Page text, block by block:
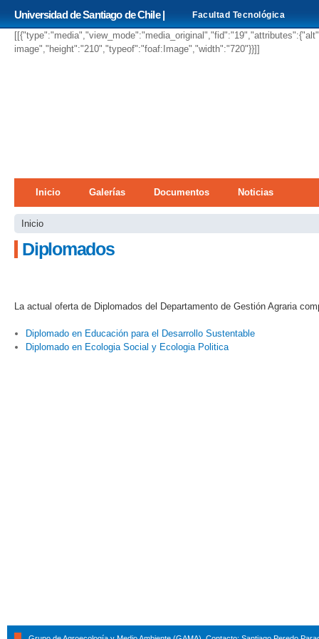
Universidad de Santiago de Chile | Facultad Tecnológica
image","height":"210","typeof":"foaf:Image","width":"720"}}]]
Menú principal
Inicio Galerías Documentos Noticias
Se encuentra usted aquí
Inicio
Diplomados
La actual oferta de Diplomados del Departamento de Gestión Agraria
Diplomado en Educación para el Desarrollo Sustentable
Diplomado en Ecologia Social y Ecologia Politica